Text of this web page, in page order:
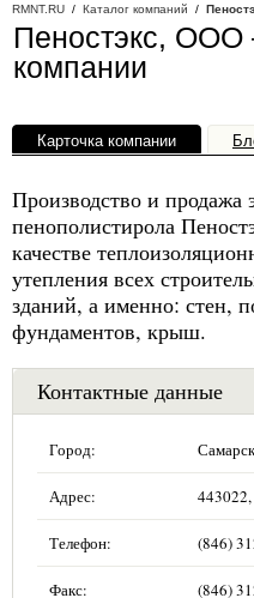
RMNT.RU / Каталог компаний /
Пеностэкс,
компании
Карточка компании
Производство и продажа
пенополистирола
качестве
утепления всех
зданий, а именно: стен,
фундаментов, крыш.
Контактные данные
Город:
Адрес: 443022,
Телефон: (846)
Факс: (846)